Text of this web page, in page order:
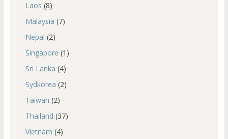
Laos (8)
Malaysia (7)
Nepal (2)
Singapore (1)
Sri Lanka (4)
Sydkorea (2)
Taiwan (2)
Thailand (37)
Vietnam (4)